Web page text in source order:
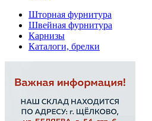
Шторная фурнитура
Швейная фурнитура
Карнизы
Каталоги, брелки